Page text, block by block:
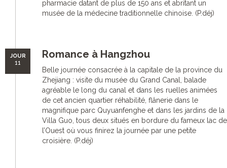
pharmacie datant de plus de 150 ans et abritant un
musée de la médecine traditionnelle chinoise. (P.déj)
JOUR
11
Romance à Hangzhou
Belle journée consacrée à la capitale de la province du
Zhejiang : visite du musée du Grand Canal, balade
agréable le long du canal et dans les ruelles animées
de cet ancien quartier réhabilité, flânerie dans le
magnifique parc Quyuanfenghe et dans les jardins de la
Villa Guo, tous deux situés en bordure du fameux lac de
l’Ouest où vous finirez la journée par une petite
croisière. (P.déj)